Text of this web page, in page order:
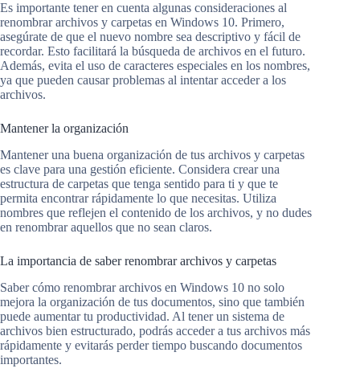
Es importante tener en cuenta algunas consideraciones al
renombrar archivos y carpetas en Windows 10. Primero,
asegúrate de que el nuevo nombre sea descriptivo y fácil de
recordar. Esto facilitará la búsqueda de archivos en el futuro.
Además, evita el uso de caracteres especiales en los nombres,
ya que pueden causar problemas al intentar acceder a los
archivos.
Mantener la organización
Mantener una buena organización de tus archivos y carpetas
es clave para una gestión eficiente. Considera crear una
estructura de carpetas que tenga sentido para ti y que te
permita encontrar rápidamente lo que necesitas. Utiliza
nombres que reflejen el contenido de los archivos, y no dudes
en renombrar aquellos que no sean claros.
La importancia de saber renombrar archivos y carpetas
Saber cómo renombrar archivos en Windows 10 no solo
mejora la organización de tus documentos, sino que también
puede aumentar tu productividad. Al tener un sistema de
archivos bien estructurado, podrás acceder a tus archivos más
rápidamente y evitarás perder tiempo buscando documentos
importantes.